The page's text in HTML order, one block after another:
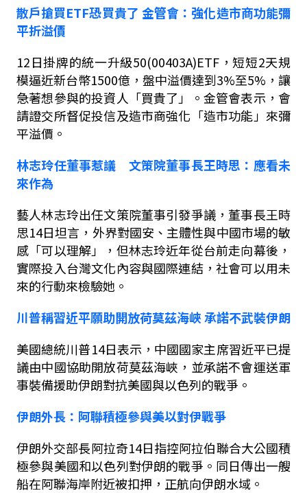
散戶搶買ETF恐買貴了 金管會：強化造市商功能彌
平折溢價
12日掛牌的統一升級50(00403A)ETF ，短短2天規
模逼近新台幣1500億，盤中溢價達到3%至5% ，讓
急著想參與的投資人「買貴了」。金管會表示，會
請證交所督促投信及造市商強化「造市功能」來彌
平溢價。
林志玲任董事惹議 文策院董事長王時思：應看未
來作為
藝人林志玲出任文策院董事引發爭議，董事長王時
思14日坦言，外界對國安、主體性與中國市場的敏
感「可以理解」，但林志玲近年從台前走向幕後，
實際投入台灣文化內容與國際連結，社會可以用未
來的行動來檢驗她。
川普稱習近平願助開放荷莫茲海峽承諾不武裝伊朗
美國總統川普14日表示，中國國家主席習近平已提
議由中國協助開放荷莫茲海峽，並承諾不會運送軍
事裝備援助伊朗對抗美國與以色列的戰爭。
伊朗外長：阿聯積極參與美以對伊戰爭
伊朗外交部長阿拉奇14日指控阿拉伯聯合大公國積
極參與美國和以色列對伊朗的戰爭。同日傳出一艘
船在阿聯海岸附近被扣押，正航向伊朗水域。